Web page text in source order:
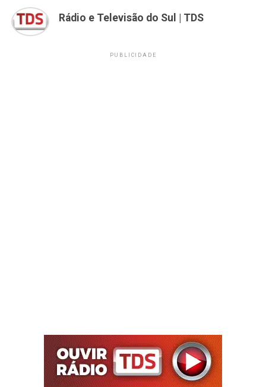
Rádio e Televisão do Sul | TDS
PUBLICIDADE